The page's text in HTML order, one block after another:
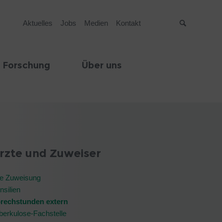
Aktuelles Jobs Medien Kontakt
Über uns
und Zuweiser
Zuweisung
extern
Fachstelle